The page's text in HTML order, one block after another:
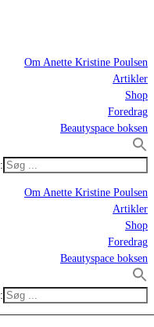
Om Anette Kristine Poulsen
Artikler
Shop
Foredrag
Beautyspace boksen
Om Anette Kristine Poulsen
Artikler
Shop
Foredrag
Beautyspace boksen